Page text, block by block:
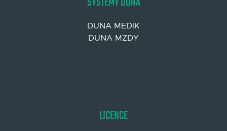
DUNA MEDIK
DUNA MZDY
LICENCE